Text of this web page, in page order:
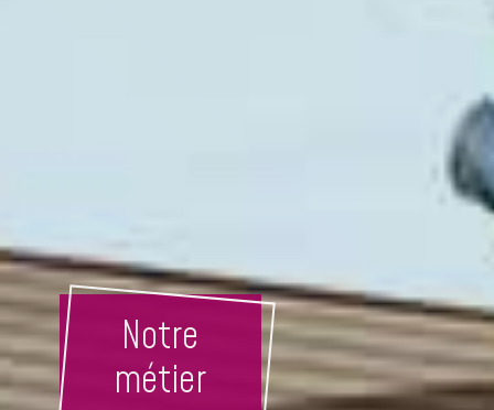
Notre
métier